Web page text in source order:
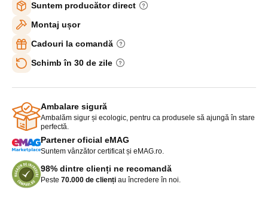
Suntem producător direct
Montaj ușor
Cadouri la comandă
Schimb în 30 de zile
Ambalare sigură
Ambalăm sigur și ecologic, pentru ca produsele să ajungă în stare
perfectă.
Partener oficial eMAG
Suntem vânzător certificat și eMAG.ro.
98% dintre clienți ne recomandă
Peste 70.000 de clienți au încredere în noi.